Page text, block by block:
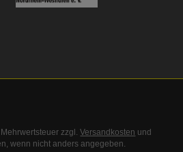
zzgl.Versandkosten und
wenn nicht anders angegeben.